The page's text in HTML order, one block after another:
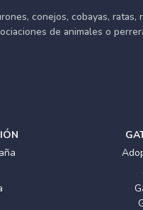
conejos, cobayas, ratas,
de animales o